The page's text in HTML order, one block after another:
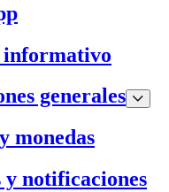
informativo
generales
monedas
y notificaciones